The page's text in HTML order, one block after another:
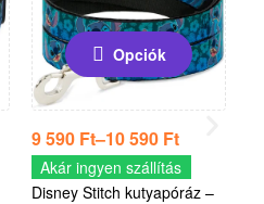
Opciók
9 590 Ft–10 590 Ft
Akár ingyen szállítás
Disney Stitch kutyapóráz –